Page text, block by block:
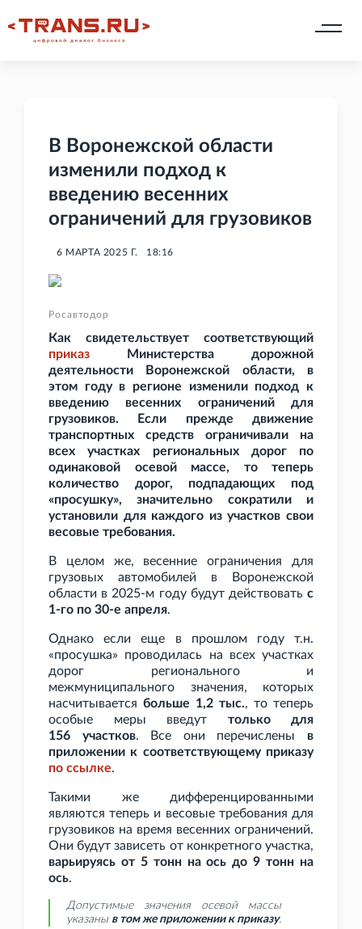
В Воронежской области
изменили подход к
введению весенних
ограничений для грузовиков
6 МАРТА 2025 Г. 18:16
Росавтодор
Как свидетельствует соответствующий
приказ Министерства дорожной
деятельности Воронежской области, в
этом году в регионе изменили подход к
введению весенних ограничений для
грузовиков. Если прежде движение
транспортных средств ограничивали на
всех участках региональных дорог по
одинаковой осевой массе, то теперь
количество дорог, подпадающих под
«просушку», значительно сократили и
установили для каждого из участков свои
весовые требования.
В целом же, весенние ограничения для
грузовых автомобилей в Воронежской
области в 2025-м году будут действовать с
1-го по 30-е апреля.
Однако если еще в прошлом году т.н.
«просушка» проводилась на всех участках
дорог регионального и
межмуниципального значения, которых
насчитывается больше 1,2 тыс., то теперь
особые меры введут только для
156
участков. Все они перечислены в
приложении к соответствующему приказу
по ссылке.
Такими же дифференцированными
являются теперь и весовые требования для
грузовиков на время весенних ограничений.
Они будут зависеть от конкретного участка,
варьируясь от 5 тонн на ось до 9 тонн на
ось.
Допустимые значения осевой массы
указаны в том же приложении к приказу.